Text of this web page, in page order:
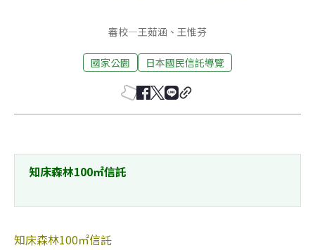
審校—王茹涵 、 王惟芬
國家公園 日本國民信託導覽
知床森林100㎡信託
知床森林100㎡信託